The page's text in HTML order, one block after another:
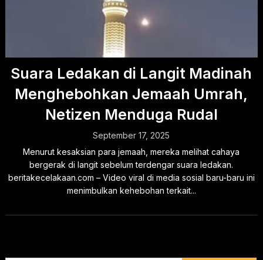
Suara Ledakan di Langit Madinah
Menghebohkan Jemaah Umrah,
Netizen Menduga Rudal
September 17, 2025
Menurut kesaksian para jemaah, mereka melihat cahaya
bergerak di langit sebelum terdengar suara ledakan.
beritakecelakaan.com – Video viral di media sosial baru-baru ini
menimbulkan kehebohan terkait...